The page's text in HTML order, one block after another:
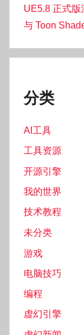
UE5.8 正式版
与 Toon
分类
AI工具
工具资源
开源引擎
我的世界
技术教程
未分类
游戏
电脑技巧
编程
虚幻引擎